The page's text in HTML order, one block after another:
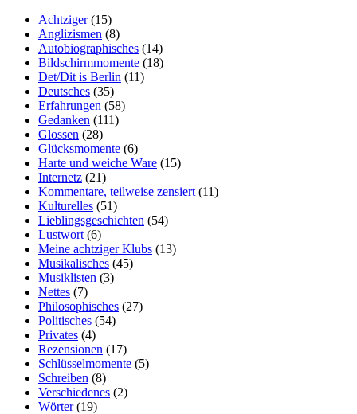
Achtziger(15)
Anglizismen (8)
Autobiographisches (14)
Bildschirmmomente (18)
Det/Dit is Berlin (11)
Deutsches (35)
Erfahrungen (58)
Gedanken (111)
Glossen (28)
Glücksmomente (6)
Harte und weiche Ware (15)
Internetz (21)
Kommentare, teilweise zensiert (11)
Kulturelles (51)
Lieblingsgeschichten (54)
Lustwort (6)
Meine achtziger Klubs (13)
Musikalisches (45)
Musiklisten (3)
Nettes (7)
Philosophisches (27)
Politisches (54)
Privates (4)
Rezensionen (17)
Schlüsselmomente (5)
Schreiben (8)
Verschiedenes (2)
Wörter(19)